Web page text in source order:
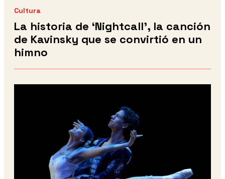
Cultura
La historia de ‘Nightcall’, la canción
de Kavinsky que se convirtió en un
himno